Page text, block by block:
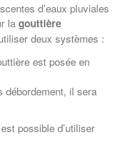
d’eaux pluviales
la gouttière
deux systèmes :
est posée en
débordement, il sera
possible d’utiliser